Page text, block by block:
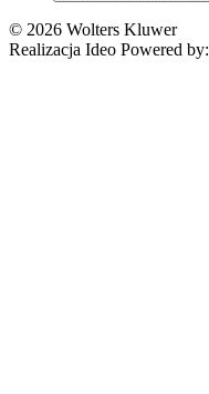
© 2026 Wolters Kluwer
Realizacja Ideo Powered by: